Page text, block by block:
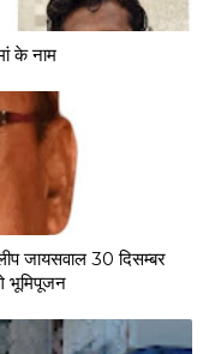
के नाम
जायसवाल 30 दिसम्बर
भूमिपूजन